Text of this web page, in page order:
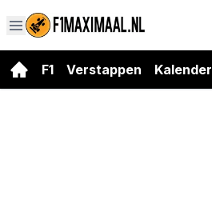
F1 Verstappen Kalender